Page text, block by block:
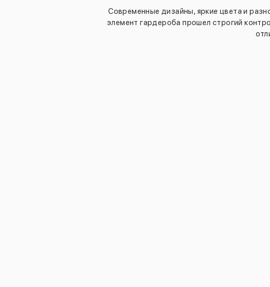
Современные дизайны, яркие цвета и
элемент гардероба прошел строгий